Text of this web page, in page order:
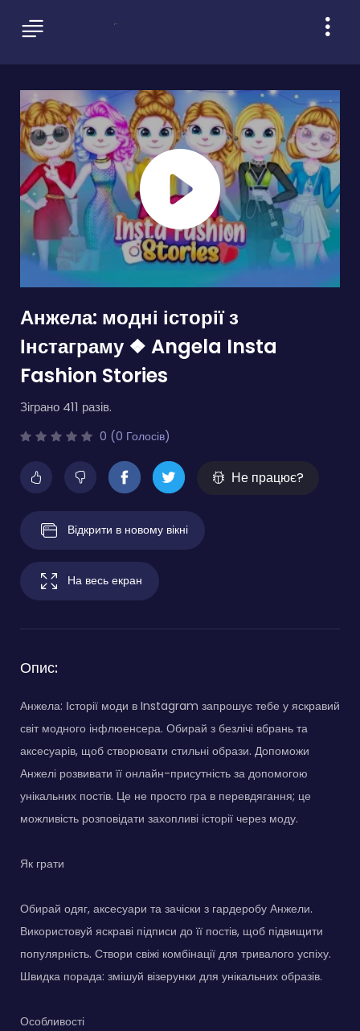
Анжела: модні історії з
Інстаграму ❖ Angela Insta
Fashion Stories
Зіграно 411 разів.
0 (0 Голосів)
Не працює?
Відкрити в новому вікні
На весь екран
Опис:
Анжела: Історії моди в Instagram запрошує тебе у яскравий
світ модного інфлюенсера. Обирай з безлічі вбрань та
аксесуарів, щоб створювати стильні образи. Допоможи
Анжелі розвивати її онлайн-присутність за допомогою
унікальних постів. Це не просто гра в перевдягання; це
можливість розповідати захопливі історії через моду.
Як грати
Обирай одяг, аксесуари та зачіски з гардеробу Анжели.
Використовуй яскраві підписи до її постів, щоб підвищити
популярність. Створи свіжі комбінації для тривалого успіху.
Швидка порада: змішуй візерунки для унікальних образів.
Особливості